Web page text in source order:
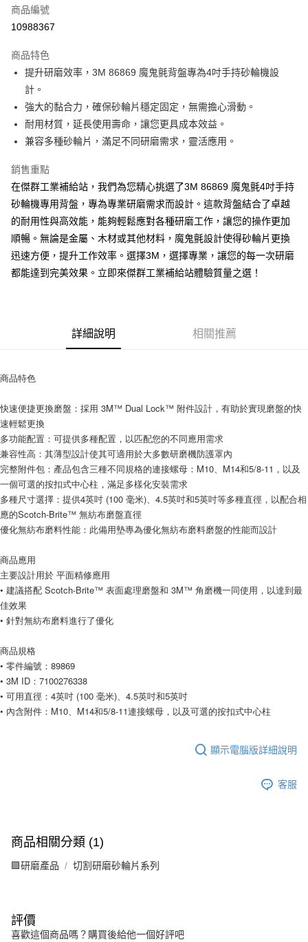
Apple Pay
悠遊付
全盈+PAY
運送方式
全家取貨付款
付款後全家取貨
每筆NT$60
7-11取貨付款
每筆NT$60
付款後7-11取貨
每筆NT$200，滿NT$5,000(含以上)免運費
商品編號
10988367
商品特色
提升研磨效率，3M 86869 魔鬼氈背盤專為4吋手持砂輪機設
計。
強大的黏合力，確保砂輪片穩定固定，無需擔心滑動。
耐用材質，延長使用壽命，讓您更具成本效益。
兼容多種砂輪片，滿足不同研磨需求，靈活應用。
銷售重點
在傑群工業補給站，我們為您精心挑選了3M 86869 魔鬼氈4吋手持
砂輪機專用背盤，專為專業研磨需求而設計。這款背盤結合了卓越
的耐用性與高效能，能夠輕鬆應對各種研磨工作，讓您的操作更加
順暢。無論是金屬、木材或其他材料，魔鬼氈設計使得砂輪片更換
迅速方便，提升工作效率。選擇3M，選擇專業，讓您的每一次研磨
都能達到完美效果。立即來傑群工業補給站體驗質量之選！
詳細說明 相關推薦
商品特色
快速便捷更換磨盤：採用 3M™ Dual Lock™ 附件設計，有助於實現磨盤的快
速輕鬆更換
多功能配置：可提供多種配置，以匹配您的不同應用需求
兼容性高：其薄型設計使其可適用於大多數研磨機防護罩內
完整附件包：產品包含三種不同規格的連接螺母：M10、M14和5/8-11，以及
一個可選的按扣式中心柱，滿足多樣化安裝需求
多種尺寸選擇：提供4英吋 (100 毫米)、4.5英吋和5英吋等多種直徑，以配合相
應的Scotch-Brite™ 無紡布磨盤直徑
優化無紡布磨料性能：此備用墊專為優化無紡布磨料磨盤的性能而設計
商品應用
主要設計用於 平面精修應用
• 建議搭配 Scotch-Brite™ 表面處理磨盤和 3M™ 角磨機一同使用，以達到最
佳效果
• 針對無紡布磨料進行了優化
商品規格
• 零件編號：89869
• 3M ID：7100276338
• 可用直徑：4英吋 (100 毫米)、4.5英吋和5英吋
• 內含附件：M10、M14和5/8-11連接螺母，以及可選的按扣式中心柱
顯示電腦版詳細說明
客服
商品相關分類 (1)
🟪研磨產品 切割研磨砂輪片系列
評價
喜歡這個商品嗎？購買後給他一個好評吧